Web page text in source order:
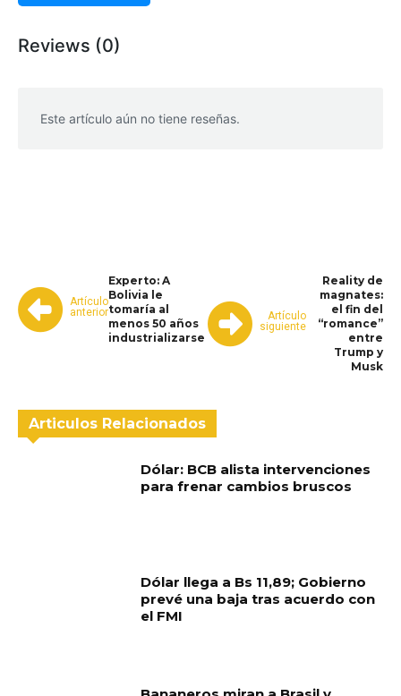
Reviews (0)
Este artículo aún no tiene reseñas.
Artículo
anterior
Experto: A
Bolivia le
tomaría al
menos 50 años
industrializarse
Artículo
siguiente
Reality de
magnates:
el fin del
“romance”
entre
Trump y
Musk
Articulos Relacionados
Dólar: BCB alista intervenciones
para frenar cambios bruscos
Dólar llega a Bs 11,89; Gobierno
prevé una baja tras acuerdo con
el FMI